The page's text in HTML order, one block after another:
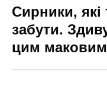
Сирники,
забути.
цим